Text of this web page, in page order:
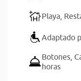
Playa,
Adaptado
Botones,
horas